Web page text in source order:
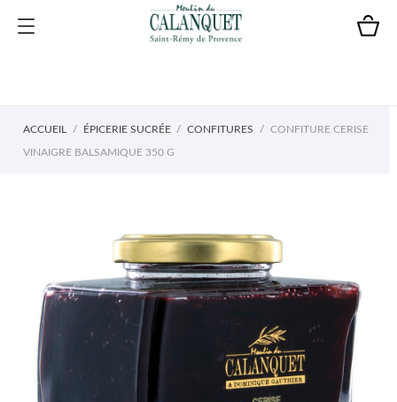
ACCUEIL ÉPICERIE SUCRÉE CONFITURES CONFITURE CERISE
VINAIGRE BALSAMIQUE 350 G